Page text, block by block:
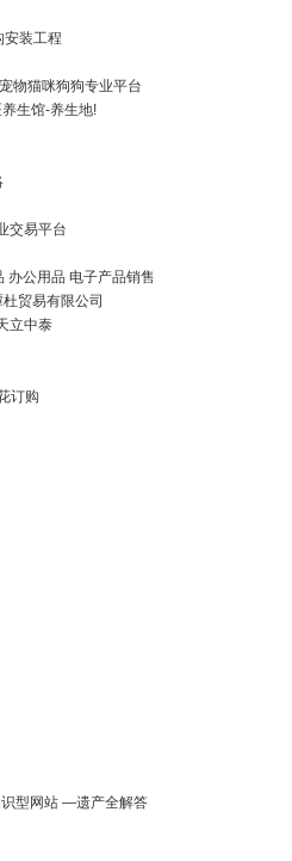
安装工程
物猫咪狗狗专业平台
生馆-养生地!
交易平台
办公用品 电子产品销售
贸易有限公司
立中泰
订购
型网站 —遗产全解答